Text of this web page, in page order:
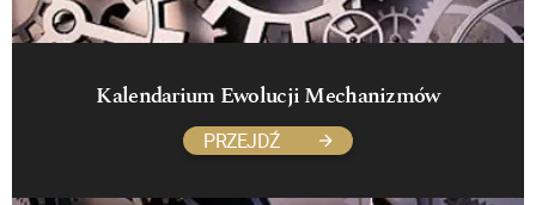
Kalendarium Ewolucji Mechanizmów
PRZEJDŹ